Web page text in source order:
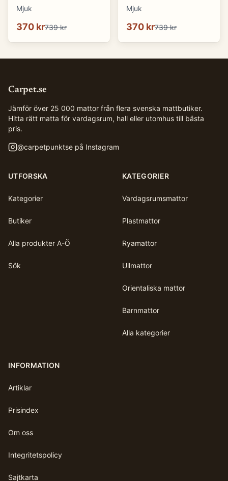
Mjuk
370 kr739 kr
cm
Mjuk
370 kr739 kr
Carpet.se
Jämför över 25 000 mattor från flera svenska mattbutiker.
Hitta rätt matta för vardagsrum, hall eller utomhus till bästa
pris.
@carpetpunktse på Instagram
UTFORSKA
Kategorier
Butiker
Alla produkter A-Ö
Sök
KATEGORIER
Vardagsrumsmattor
Plastmattor
Ryamattor
Ullmattor
Orientaliska mattor
Barnmattor
Alla kategorier
INFORMATION
Artiklar
Prisindex
Om oss
Integritetspolicy
Sajtkarta